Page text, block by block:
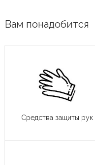
Вам понадобится
Средства защиты рук